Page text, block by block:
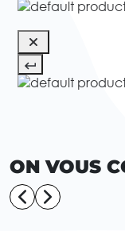
ON VOUS